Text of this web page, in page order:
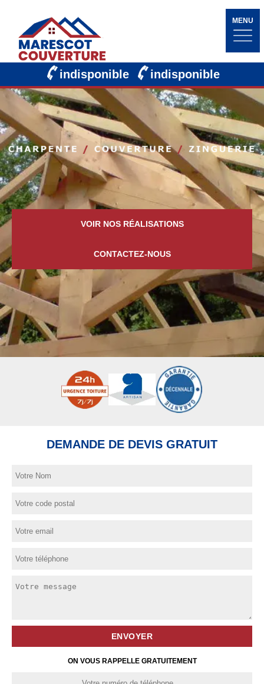
MENU
indisponible indisponible
VOIR NOS RÉALISATIONS
CONTACTEZ-NOUS
DEMANDE DE DEVIS GRATUIT
ON VOUS RAPPELLE GRATUITEMENT